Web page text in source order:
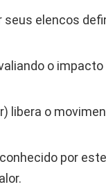
seus elencos
o impacto
libera o
por